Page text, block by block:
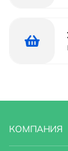
КОМПАНИЯ